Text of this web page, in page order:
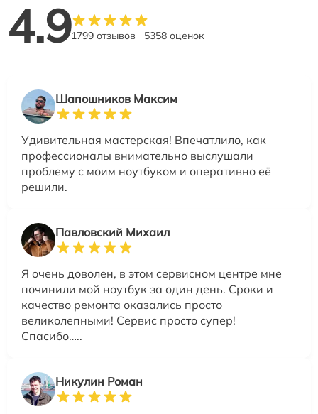
4.91799 отзывов 5358 оценок
Шапошников Максим
Удивительная мастерская! Впечатлило, как
профессионалы внимательно выслушали
проблему с моим ноутбуком и оперативно её
решили.
Павловский Михаил
Я очень доволен, в этом сервисном центре мне
починили мой ноутбук за один день. Сроки и
качество ремонта оказались просто
великолепными! Сервис просто супер!
Спасибо…..
Никулин Роман